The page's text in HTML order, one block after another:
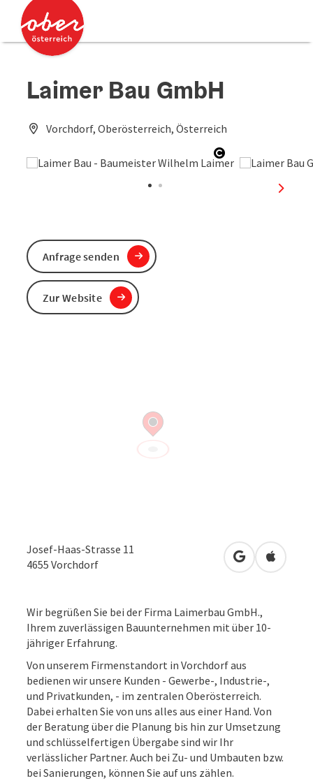
Zum Inhalt
Zum Seitenanfang
Laimer Bau GmbH
Vorchdorf, Oberösterreich, Österreich
Copyright
Josef-Haas-Strasse 11
4655 Vorchdorf in Google
in
Wir begrüßen Sie bei der Firma Laimerbau GmbH.,
Ihrem zuverlässigen Bauunternehmen mit über 10-
jähriger Erfahrung.
Von unserem Firmenstandort in Vorchdorf aus
bedienen wir unsere Kunden - Gewerbe-, Industrie-,
und Privatkunden, - im zentralen Oberösterreich.
Dabei erhalten Sie von uns alles aus einer Hand. Von
der Beratung über die Planung bis hin zur Umsetzung
und schlüsselfertigen Übergabe sind wir Ihr
verlässlicher Partner. Auch bei Zu- und Umbauten bzw.
bei Sanierungen, können Sie auf uns zählen.
Anfrage senden
Zur Website